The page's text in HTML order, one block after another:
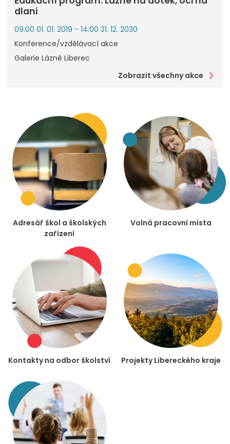
dlani
09:00 01. 01. 2019 - 14:00 31. 12. 2030
Konference/vzdělávací akce
Galerie Lázně Liberec
Zobrazit všechny akce
Adresář škol a školských
zařízení
Volná pracovní místa
Kontakty na odbor školství Projekty Libereckého kraje